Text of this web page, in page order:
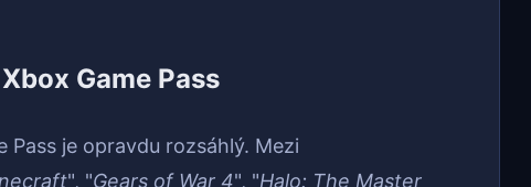
Game Pass
Pass je opravdu rozsáhlý. Mezi
", "Gears of War 4", "Halo: The Master